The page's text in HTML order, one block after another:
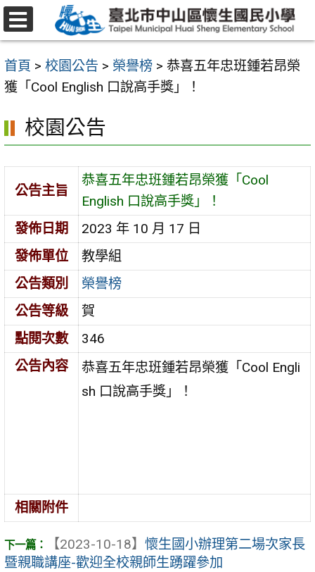
跳
至
要
內
區
首頁 > 校園公告 > 榮譽榜 > 恭喜五年忠班鍾若昂榮
獲「Cool English 口說高手獎」！
校園公告
公告主旨
恭喜五年忠班鍾若昂榮獲「Cool
English 口說高手獎」！
發佈日期
2023 年 10 月 17 日
發佈單位
教學組
公告類別
榮譽榜
公告等級
賀
點閱次數
346
公告內容
恭喜五年忠班鍾若昂榮獲「Cool Engli
sh 口說高手獎」！
相關附件
【2023-10-18】 懷生國小辦理第二場次家長
暨親職講座-歡迎全校親師生踴躍參加
選
單